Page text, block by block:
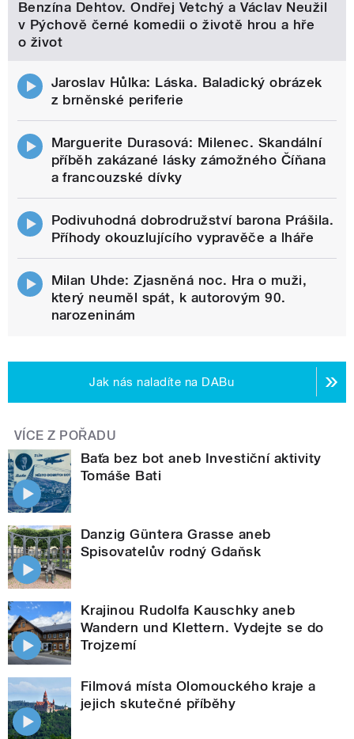
Benzína Dehtov. Ondřej Vetchý a Václav Neužil
v Pýchově černé komedii o životě hrou a hře
o život
Jaroslav Hůlka: Láska. Baladický obrázek
z brněnské periferie
Marguerite Durasová: Milenec. Skandální
příběh zakázané lásky zámožného Číňana
a francouzské dívky
Podivuhodná dobrodružství barona Prášila.
Příhody okouzlujícího vypravěče a lháře
Milan Uhde: Zjasněná noc. Hra o muži,
který neuměl spát, k autorovým 90.
narozeninám
Jak nás naladíte na DABu
VÍCE Z POŘADU
Baťa bez bot aneb Investiční aktivity
Tomáše Bati
Danzig Güntera Grasse aneb
Spisovatelův rodný Gdaňsk
Krajinou Rudolfa Kauschky aneb
Wandern und Klettern. Vydejte se do
Trojzemí
Filmová místa Olomouckého kraje a
jejich skutečné příběhy